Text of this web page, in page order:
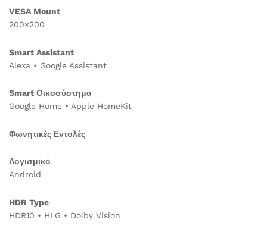
VESA Mount
200×200
Smart Assistant
Alexa • Google Assistant
Smart Οικοσύστημα
Google Home • Apple HomeKit
Φωνητικές Εντολές
Λογισμικό
Android
HDR Type
HDR10 • HLG • Dolby Vision